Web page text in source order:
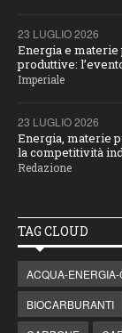
23 LUGLIO 2026
Energia e
produttive:
Imperiale
23 LUGLIO 2026
Energia, materie
la competitività
Redazione
TAG CLOUD
ACQUA-ENERGIA-
BIOCARBURANTI